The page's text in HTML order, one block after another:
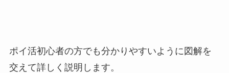
ポイ活初心者の方でも分かりやすいように図解を
交えて詳しく説明します。